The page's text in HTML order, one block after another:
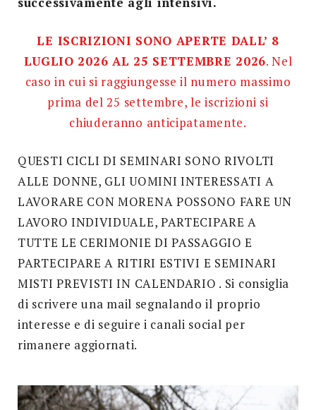
LE ISCRIZIONI SONO APERTE DALL’ 8
LUGLIO 2026 AL 25 SETTEMBRE 2026. Nel
caso in cui si raggiungesse il numero massimo
prima del 25 settembre, le iscrizioni si
chiuderanno anticipatamente.
QUESTI CICLI DI SEMINARI SONO RIVOLTI
ALLE DONNE, GLI UOMINI INTERESSATI A
LAVORARE CON MORENA POSSONO FARE UN
LAVORO INDIVIDUALE, PARTECIPARE A
TUTTE LE CERIMONIE DI PASSAGGIO E
PARTECIPARE A RITIRI ESTIVI E SEMINARI
MISTI PREVISTI IN CALENDARIO . Si consiglia
di scrivere una mail segnalando il proprio
interesse e di seguire i canali social per
rimanere aggiornati.